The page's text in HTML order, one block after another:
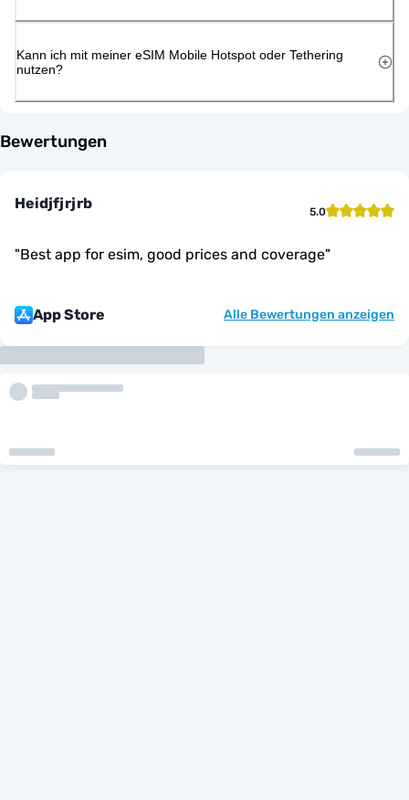
Kann ich mit meiner eSIM Mobile Hotspot oder Tethering
nutzen?
Bewertungen
Heidjfjrjrb 5.0
"Best app for esim, good prices and coverage"
App Store Alle Bewertungen anzeigen